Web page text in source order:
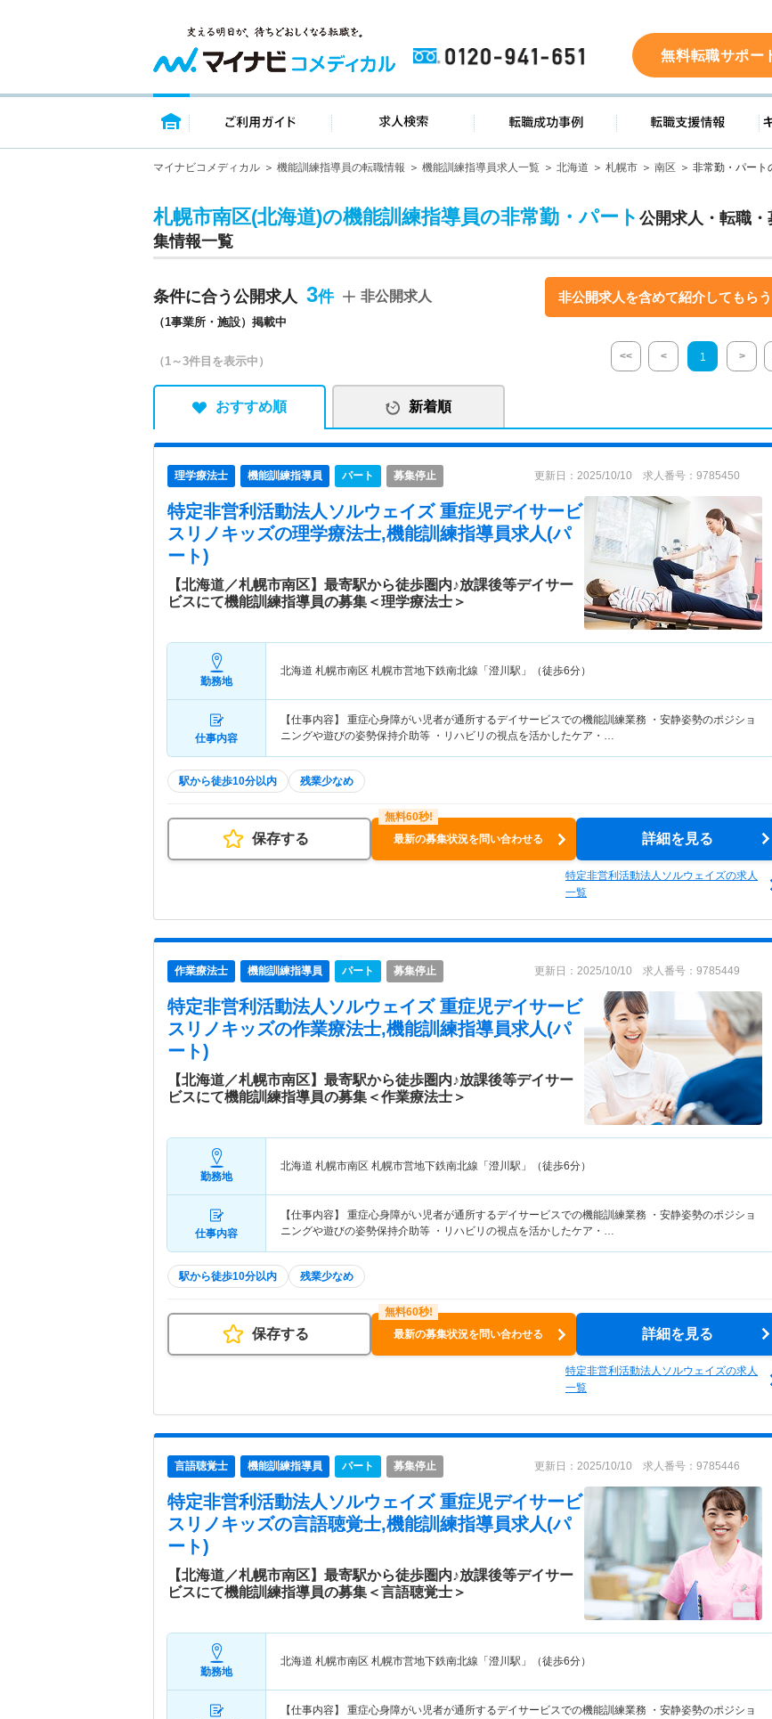
0120-941-651 無料転職サポー
トップページ ご利用ガイド 求人検索 転職成功事例
マイナビコメディカル 機能訓練指導員の転職情報 機能訓練指導員求人一覧 北海道 札幌市 南区 非常勤・パート
札幌市南区(北海道)の機能訓練指導員の非常勤・パート 公開求人・転職・
集情報一覧
条件に合う公開求人 3
（1事業所・施設）掲載中
非公開求人 非公開求人を含めて紹介してもらう
（1～3件目を表示中） << < 1 >
おすすめ順 新着順
理学療法士 機能訓練指導員 パート 募集停止 更新日：2025/10/10 求人番号：9785450
特定非営利活動法人ソルウェイズ 重症児デイサービ
スリノキッズの理学療法士,機能訓練指導員求人(パ
ート)
【北海道／札幌市南区】最寄駅から徒歩圏内♪放課後等デイサー
ビスにて機能訓練指導員の募集＜理学療法士＞
勤務地
北海道 札幌市南区 札幌市営地下鉄南北線「澄川駅」（徒歩6分）
仕事内容
【仕事内容】 重症心身障がい児者が通所するデイサービスでの機能訓練業務 ・安静姿勢のポジショ
ニングや遊びの姿勢保持介助等 ・リハビリの視点を活かしたケア・…
駅から徒歩10分以内 残業少なめ
保存する 最新の募集状況を問い合わせる 詳細を見る
特定非営利活動法人ソルウェイズの求人
一覧
作業療法士 機能訓練指導員 パート 募集停止 更新日：2025/10/10 求人番号：9785449
特定非営利活動法人ソルウェイズ 重症児デイサービ
スリノキッズの作業療法士,機能訓練指導員求人(パ
ート)
【北海道／札幌市南区】最寄駅から徒歩圏内♪放課後等デイサー
ビスにて機能訓練指導員の募集＜作業療法士＞
勤務地
北海道 札幌市南区 札幌市営地下鉄南北線「澄川駅」（徒歩6分）
仕事内容
【仕事内容】 重症心身障がい児者が通所するデイサービスでの機能訓練業務 ・安静姿勢のポジショ
ニングや遊びの姿勢保持介助等 ・リハビリの視点を活かしたケア・…
駅から徒歩10分以内 残業少なめ
保存する 最新の募集状況を問い合わせる 詳細を見る
特定非営利活動法人ソルウェイズの求人
一覧
言語聴覚士 機能訓練指導員 パート 募集停止 更新日：2025/10/10 求人番号：9785446
特定非営利活動法人ソルウェイズ 重症児デイサービ
スリノキッズの言語聴覚士,機能訓練指導員求人(パ
ート)
【北海道／札幌市南区】最寄駅から徒歩圏内♪放課後等デイサー
ビスにて機能訓練指導員の募集＜言語聴覚士＞
勤務地
北海道 札幌市南区 札幌市営地下鉄南北線「澄川駅」（徒歩6分）
【仕事内容】 重症心身障がい児者が通所するデイサービスでの機能訓練業務 ・安静姿勢のポジショ